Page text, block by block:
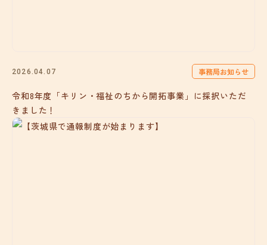
2026.04.07 事務局お知らせ
令和8年度「キリン・福祉のちから開拓事業」に採択いただ
きました！